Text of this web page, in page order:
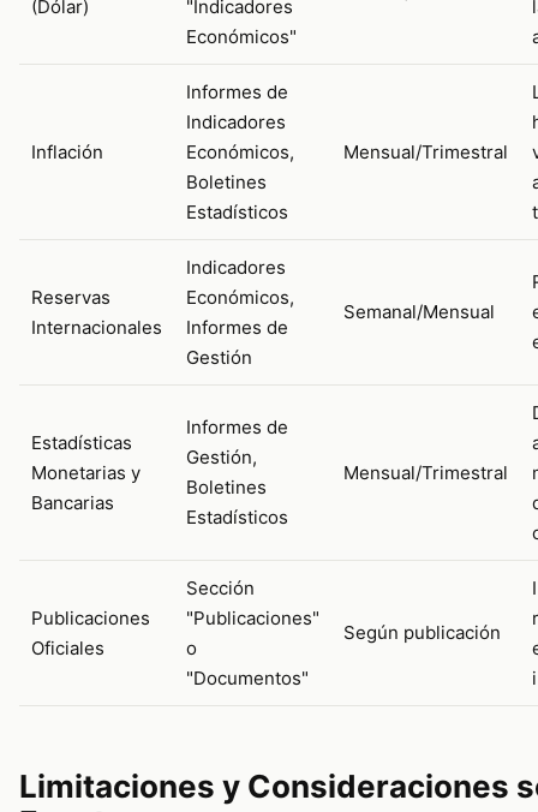
(Dólar)
"Indicadores
Económicos"
Inflación
Informes de
Indicadores
Económicos,
Boletines
Estadísticos
Mensual/Trimestral
Reservas
Internacionales
Indicadores
Económicos,
Informes de
Gestión
Semanal/Mensual
Estadísticas
Monetarias y
Bancarias
Informes de
Gestión,
Boletines
Estadísticos
Mensual/Trimestral
Publicaciones
Oficiales
Sección
"Publicaciones"
o
"Documentos"
Según publicación
Limitaciones y Consideraciones